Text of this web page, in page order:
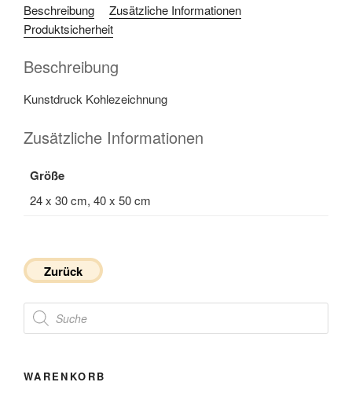
Beschreibung
Zusätzliche Informationen
Produktsicherheit
Beschreibung
Kunstdruck Kohlezeichnung
Zusätzliche Informationen
Größe
24 x 30 cm, 40 x 50 cm
Zurück
Products
search
WARENKORB